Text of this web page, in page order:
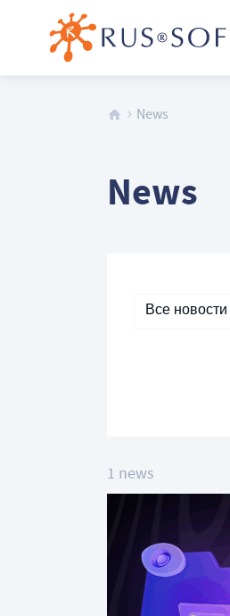
News
News
Все новости
1 news